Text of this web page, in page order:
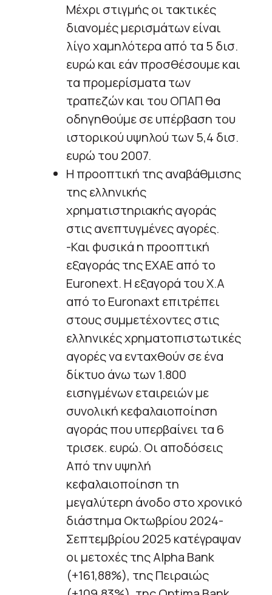
Μέχρι στιγμής οι τακτικές
διανομές μερισμάτων είναι
λίγο χαμηλότερα από τα 5 δισ.
ευρώ και εάν προσθέσουμε και
τα προμερίσματα των
τραπεζών και του ΟΠΑΠ θα
οδηγηθούμε σε υπέρβαση του
ιστορικού υψηλού των 5,4 δισ.
ευρώ του 2007.
Η προοπτική της αναβάθμισης
της ελληνικής
χρηματιστηριακής αγοράς
στις ανεπτυγμένες αγορές.
-Και φυσικά η προοπτική
εξαγοράς της ΕΧΑΕ από το
Euronext. Η εξαγορά του Χ.Α
από το Euronaxt επιτρέπει
στους συμμετέχοντες στις
ελληνικές χρηματοπιστωτικές
αγορές να ενταχθούν σε ένα
δίκτυο άνω των 1.800
εισηγμένων εταιρειών με
συνολική κεφαλαιοποίηση
αγοράς που υπερβαίνει τα 6
τρισεκ. ευρώ. Οι αποδόσεις
Από την υψηλή
κεφαλαιοποίηση τη
μεγαλύτερη άνοδο στο χρονικό
διάστημα Οκτωβρίου 2024-
Σεπτεμβρίου 2025 κατέγραψαν
οι μετοχές της Alpha Bank
(+161,88%), της Πειραιώς